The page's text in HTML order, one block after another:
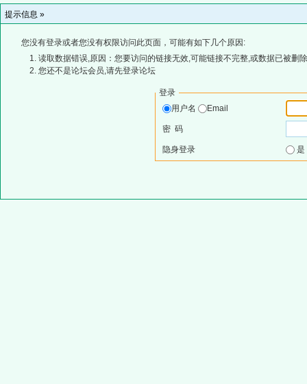
提示信息 »
您没有登录或者您没有权限访问此页面，可能有如下几个原因:
读取数据错误,原因：您要访问的链接无效,可能链接不完整,或数据已被删
您还不是论坛会员,请先登录论坛
登录
用户名
Email
密 码
隐身登录